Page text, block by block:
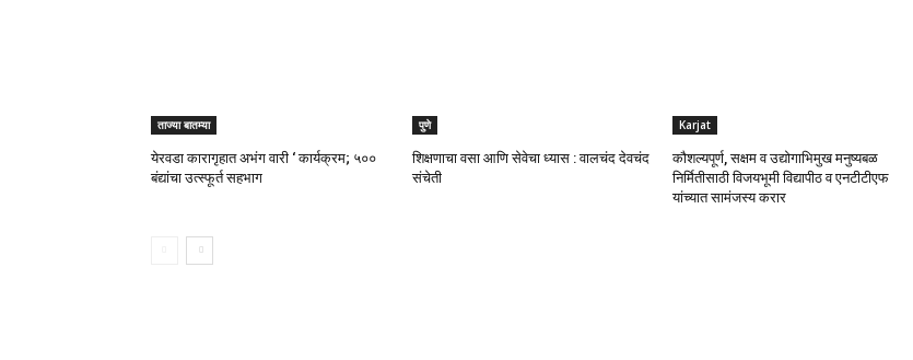
ताज्या बातम्या
येरवडा कारागृहात अभंग वारी ‘ कार्यक्रम; ५००
बंद्यांचा उत्स्फूर्त सहभाग
पुणे
शिक्षणाचा वसा आणि सेवेचा ध्यास : वालचंद देवचंद
संचेती
Karjat
कौशल्यपूर्ण, सक्षम व उद्योगाभिमुख मनुष्यबळ
निर्मितीसाठी विजयभूमी विद्यापीठ व एनटीटीएफ
यांच्यात सामंजस्य करार